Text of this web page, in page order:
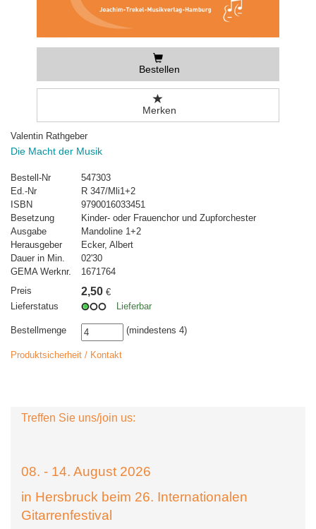
Bestellen
Merken
Valentin Rathgeber
Die Macht der Musik
Bestell-Nr
547303
Ed.-Nr
R 347/Mli1+2
ISBN
9790016033451
Besetzung
Kinder- oder Frauenchor und Zupforchester
Ausgabe
Mandoline 1+2
Herausgeber
Ecker, Albert
Dauer in Min.
02'30
GEMA Werknr.
1671764
Preis
2,50 €
Lieferstatus
Lieferbar
Bestellmenge (mindestens 4)
Produktsicherheit / Kontakt
Treffen Sie uns/join us:
08. - 14. August 2026
in Hersbruck beim 26. Internationalen
Gitarrenfestival